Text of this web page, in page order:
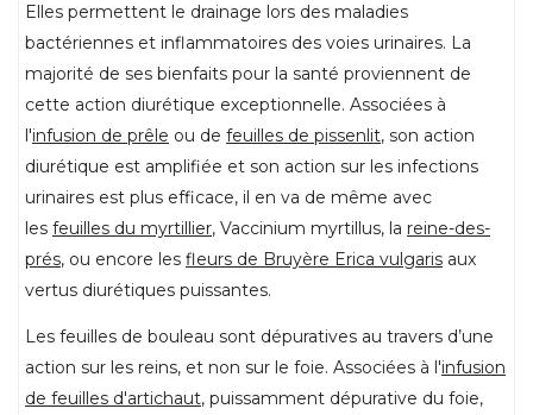
Elles permettent le drainage lors des maladies
bactériennes et inflammatoires des voies urinaires. La
majorité de ses bienfaits pour la santé proviennent de
cette action diurétique exceptionnelle. Associées à
l'infusion de prêle ou de feuilles de pissenlit, son action
diurétique est amplifiée et son action sur les infections
urinaires est plus efficace, il en va de même avec
les feuilles du myrtillier, Vaccinium myrtillus, la reine-des-
prés, ou encore les fleurs de Bruyère Erica vulgaris aux
vertus diurétiques puissantes.
Les feuilles de bouleau sont dépuratives au travers d’une
action sur les reins, et non sur le foie. Associées à l'infusion
de feuilles d'artichaut, puissamment dépurative du foie,